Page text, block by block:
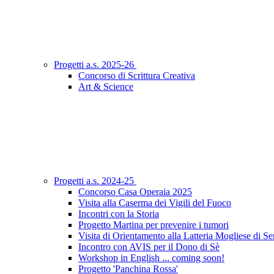
Progetti a.s. 2025-26
Concorso di Scrittura Creativa
Art & Science
Progetti a.s. 2024-25
Concorso Casa Operaia 2025
Visita alla Caserma dei Vigili del Fuoco
Incontri con la Storia
Progetto Martina per prevenire i tumori
Visita di Orientamento alla Latteria Mogliese di
Incontro con AVIS per il Dono di Sè
Workshop in English ... coming soon!
Progetto 'Panchina Rossa'